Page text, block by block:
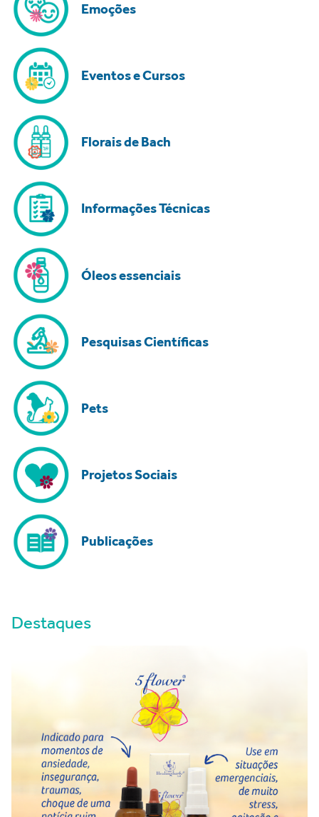
Emoções
Eventos e Cursos
Florais de Bach
Informações Técnicas
Óleos essenciais
Pesquisas Científicas
Pets
Projetos Sociais
Publicações
Destaques